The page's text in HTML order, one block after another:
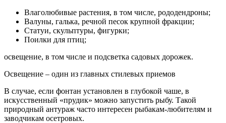
Влаголюбивые растения, в том числе, рододендроны;
Валуны, галька, речной песок крупной фракции;
Статуи, скульптуры, фигурки;
Поилки для птиц;
освещение, в том числе и подсветка садовых дорожек.
Освещение – один из главных стилевых приемов
В случае, если фонтан установлен в глубокой чаше, в
искусственный «прудик» можно запустить рыбу. Такой
природный антураж часто интересен рыбакам-любителям и
заводчикам осетровых.